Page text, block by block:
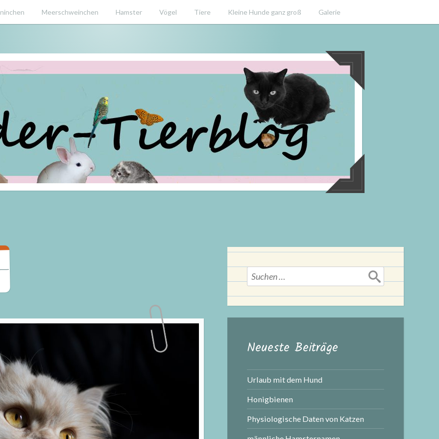
Meerschweinchen Hamster Vögel Tiere Kleine Hunde ganz groß Galerie
Suchen
nach:
Neueste Beiträge
Urlaub mit dem Hund
Honigbienen
Physiologische Daten von Katzen